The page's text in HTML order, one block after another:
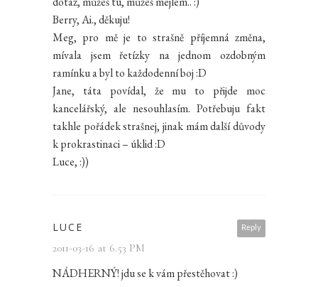
Berry, Ai., děkuju!
Meg, pro mě je to strašně příjemná změna,
mívala jsem řetízky na jednom ozdobným
ramínku a byl to každodenní boj :D
Jane, táta povídal, že mu to přijde moc
kancelářský, ale nesouhlasím. Potřebuju fakt
takhle pořádek strašnej, jinak mám další důvody
k prokrastinaci – úklid :D
Luce, :))
Reply
LUCE
2011-03-16 at 6.53 PM
NÁDHERNÝ! jdu se k vám přestěhovat :)